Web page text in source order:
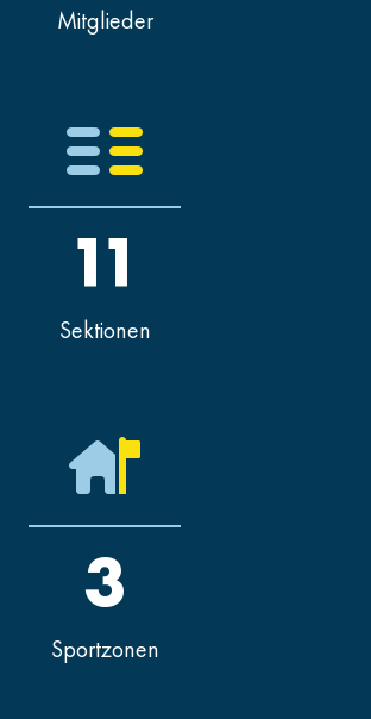
Mitglieder
Sektionen
11
Sportzonen
3